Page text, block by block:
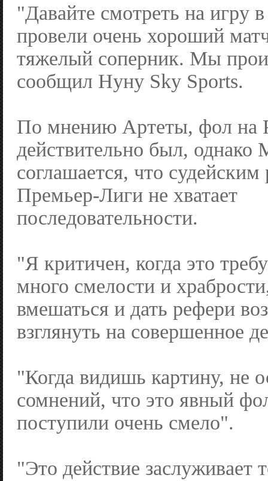
"Давайте смотреть на игру
провели очень хороший
тяжелый соперник. Мы
сообщил Нуну Sky Sports.
По мнению Артеты, фол на
действительно был, однако
соглашается, что
Премьер-Лиги не хватает
последовательности.
"Я критичен, когда это
много смелости и
вмешаться и дать рефери
взглянуть на совершенное
"Когда видишь картину, не
сомнений, что это явный
поступили очень смело".
"Это действие заслуживает